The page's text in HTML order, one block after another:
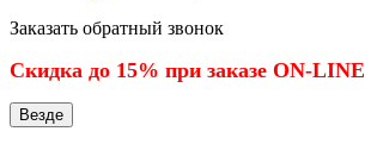
Заказать обратный звонок
Скидка до 15% при заказе ON-LINE
Везде